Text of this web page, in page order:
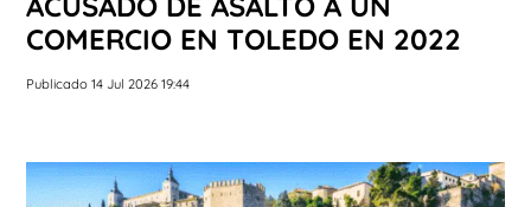
COMERCIO EN TOLEDO EN 2022
Publicado 14 Jul 2026 19:44